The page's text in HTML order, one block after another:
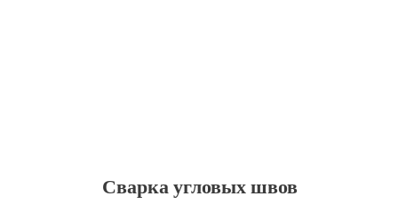
Сварка угловых швов